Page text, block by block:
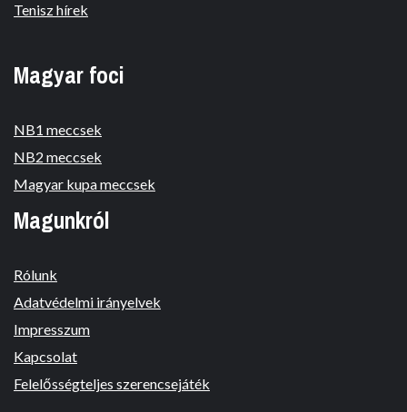
Tenisz hírek
Magyar foci
NB1 meccsek
NB2 meccsek
Magyar kupa meccsek
Magunkról
Rólunk
Adatvédelmi irányelvek
Impresszum
Kapcsolat
Felelősségteljes szerencsejáték